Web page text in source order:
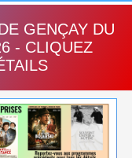
GENÇAY DU
- CLIQUEZ